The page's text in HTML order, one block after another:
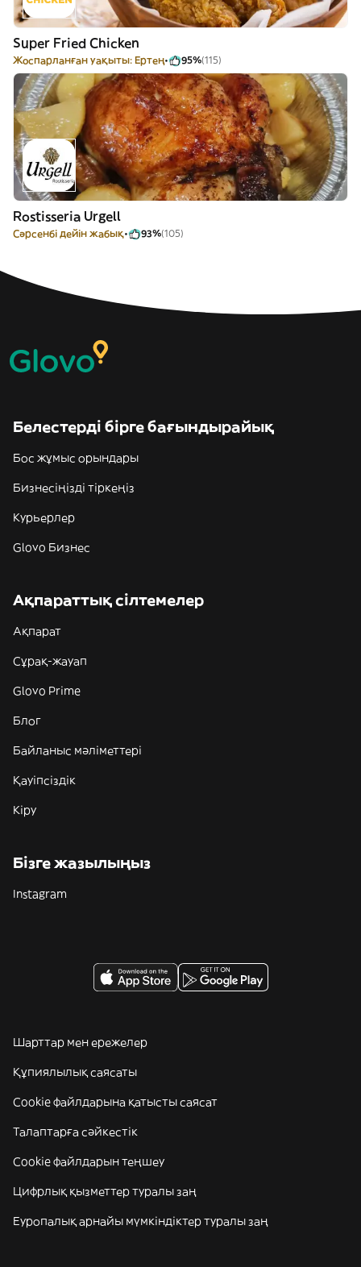
Super Fried Chicken
Жоспарланған уақыты: Ертең 95%(115)
Rostisseria Urgell
Сәрсенбі дейін жабық 93%(105)
Белестерді бірге бағындырайық
Бос жұмыс орындары
Бизнесіңізді тіркеңіз
Курьерлер
Glovo Бизнес
Ақпараттық сілтемелер
Ақпарат
Сұрақ-жауап
Glovo Prime
Блог
Байланыс мәліметтері
Қауіпсіздік
Кіру
Бізге жазылыңыз
Instagram
Шарттар мен ережелер
Құпиялылық саясаты
Cookie файлдарына қатысты саясат
Талаптарға сәйкестік
Cookie файлдарын теңшеу
Цифрлық қызметтер туралы заң
Еуропалық арнайы мүмкіндіктер туралы заң